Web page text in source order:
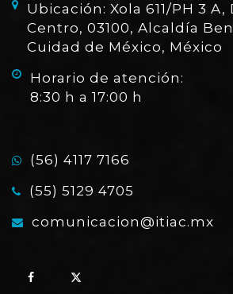
Ubicación: Xola 611/PH 3 A,
Centro, 03100, Alcaldía
Cuidad de México, México
Horario de atención:
8:30 h a 17:00 h
(56) 4117 7166
(55) 5129 4705
comunicacion@itiac.mx